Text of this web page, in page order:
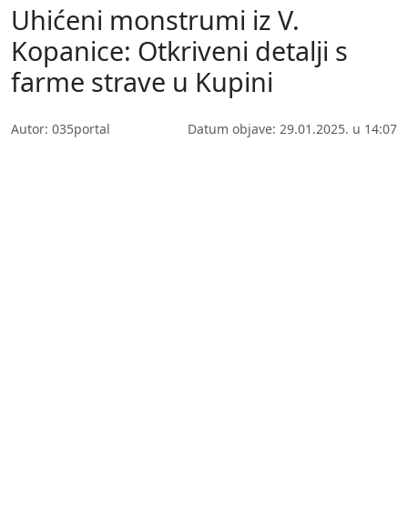
Uhićeni monstrumi iz V.
Kopanice: Otkriveni detalji s
farme strave u Kupini
Autor: 035portal Datum objave: 29.01.2025. u 14:07